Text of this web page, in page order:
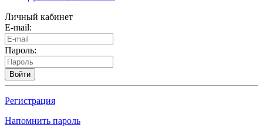
Личный кабинет
E-mail:
Пароль:
Войти
Регистрация
Напомнить пароль